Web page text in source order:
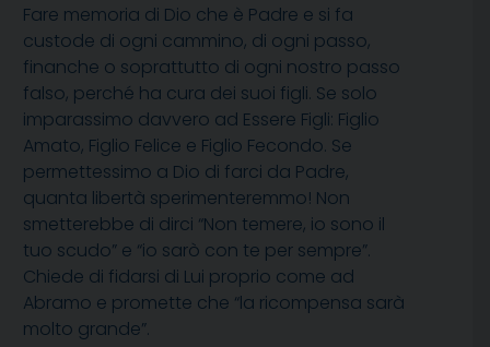
Fare memoria di Dio che è Padre e si fa
custode di ogni cammino, di ogni passo,
finanche o soprattutto di ogni nostro passo
falso, perché ha cura dei suoi figli. Se solo
imparassimo davvero ad Essere Figli: Figlio
Amato, Figlio Felice e Figlio Fecondo. Se
permettessimo a Dio di farci da Padre,
quanta libertà sperimenteremmo! Non
smetterebbe di dirci “Non temere, io sono il
tuo scudo” e “io sarò con te per sempre”.
Chiede di fidarsi di Lui proprio come ad
Abramo e promette che “la ricompensa sarà
molto grande”.